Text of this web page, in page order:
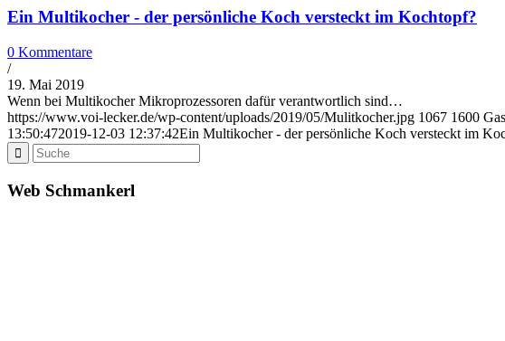
Ein Multikocher - der persönliche Koch versteckt im Kochtopf?
0 Kommentare
/
19. Mai 2019
Wenn bei Multikocher Mikroprozessoren dafür verantwortlich sind…
https://www.voi-lecker.de/wp-content/uploads/2019/05/Mulitkocher.jpg 1067 1600
13:50:472019-12-03 12:37:42Ein Multikocher - der persönliche Koch versteckt im
Web Schmankerl